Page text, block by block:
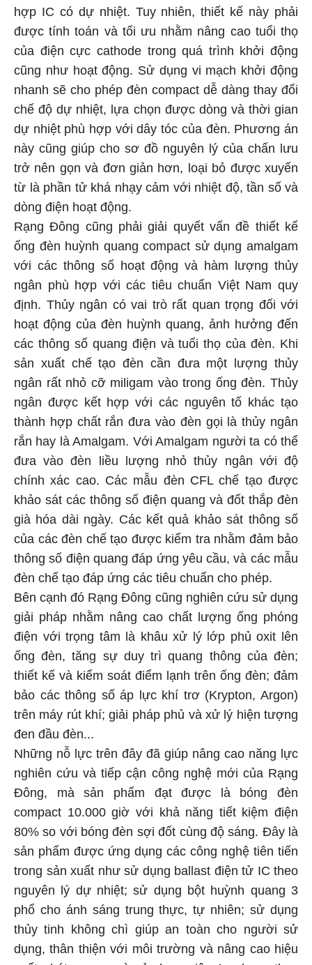
hợp IC có dự nhiệt. Tuy nhiên, thiết kế này phải
được tính toán và tối ưu nhằm nâng cao tuổi thọ
của điện cực cathode trong quá trình khởi động
cũng như hoạt động. Sử dụng vi mạch khởi động
nhanh sẽ cho phép đèn compact dễ dàng thay đổi
chế độ dự nhiệt, lựa chọn được dòng và thời gian
dự nhiệt phù hợp với dây tóc của đèn. Phương án
này cũng giúp cho sơ đồ nguyên lý của chấn lưu
trở nên gọn và đơn giản hơn, loại bỏ được xuyến
từ là phần tử khá nhạy cảm với nhiệt độ, tần số và
dòng điện hoạt động.
Rạng Đông cũng phải giải quyết vấn đề thiết kế
ống đèn huỳnh quang compact sử dụng amalgam
với các thông số hoạt động và hàm lượng thủy
ngân phù hợp với các tiêu chuẩn Việt Nam quy
định. Thủy ngân có vai trò rất quan trọng đối với
hoạt động của đèn huỳnh quang, ảnh hưởng đến
các thông số quang điện và tuổi thọ của đèn. Khi
sản xuất chế tạo đèn cần đưa một lượng thủy
ngân rất nhỏ cỡ miligam vào trong ống đèn. Thủy
ngân được kết hợp với các nguyên tố khác tạo
thành hợp chất rắn đưa vào đèn gọi là thủy ngân
rắn hay là Amalgam. Với Amalgam người ta có thể
đưa vào đèn liều lượng nhỏ thủy ngân với độ
chính xác cao. Các mẫu đèn CFL chế tạo được
khảo sát các thông số điện quang và đốt thắp đèn
già hóa dài ngày. Các kết quả khảo sát thông số
của các đèn chế tạo được kiểm tra nhằm đảm bảo
thông số điện quang đáp ứng yêu cầu, và các mẫu
đèn chế tạo đáp ứng các tiêu chuẩn cho phép.
Bên cạnh đó Rạng Đông cũng nghiên cứu sử dụng
giải pháp nhằm nâng cao chất lượng ống phóng
điện với trọng tâm là khâu xử lý lớp phủ oxit lên
ống đèn, tăng sự duy trì quang thông của đèn;
thiết kế và kiểm soát điểm lạnh trên ống đèn; đảm
bảo các thông số áp lực khí trơ (Krypton, Argon)
trên máy rút khí; giải pháp phủ và xử lý hiện tượng
đen đầu đèn...
Những nỗ lực trên đây đã giúp nâng cao năng lực
nghiên cứu và tiếp cận công nghệ mới của Rạng
Đông, mà sản phẩm đạt được là bóng đèn
compact 10.000 giờ với khả năng tiết kiệm điện
80% so với bóng đèn sợi đốt cùng độ sáng. Đây là
sản phẩm được ứng dụng các công nghệ tiên tiến
trong sản xuất như sử dụng ballast điện tử IC theo
nguyên lý dự nhiệt; sử dụng bột huỳnh quang 3
phổ cho ánh sáng trung thực, tự nhiên; sử dụng
thủy tinh không chì giúp an toàn cho người sử
dụng, thân thiện với môi trường và nâng cao hiệu